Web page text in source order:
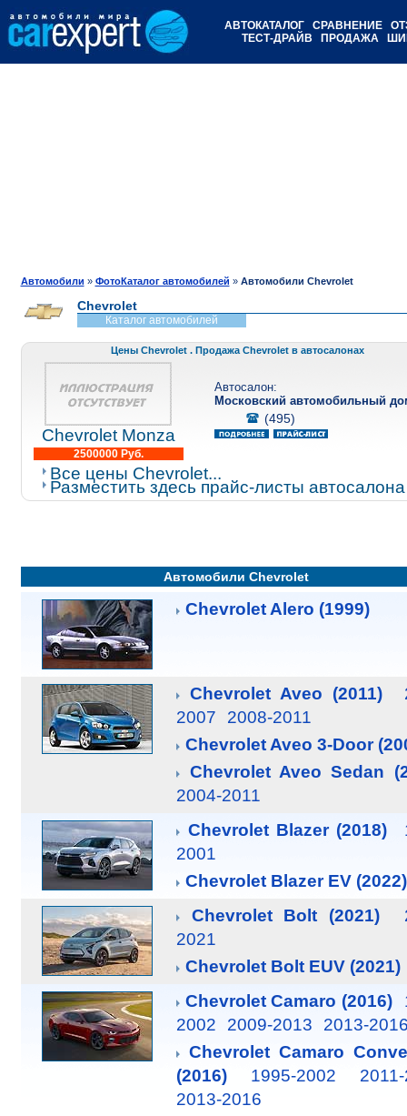
АВТОКАТАЛОГ СРАВНЕНИЕ
ТЕСТ-ДРАЙВ
ПРОДАЖА
Автомобили » ФотоКаталог автомобилей » Автомобили Chevrolet
Chevrolet
Каталог автомобилей
Цены Chevrolet . Продажа Chevrolet в автосалонах
Chevrolet Monza
2500000 Руб.
Автосалон:
Московский автомобильный
(495)
Все цены Chevrolet...
Разместить здесь прайс-листы автосалона
Автомобили Chevrolet
Chevrolet Alero (1999)
Chevrolet Aveo (2011)
2007
2008-2011
Chevrolet Aveo 3-Door
Chevrolet Aveo Sedan
2004-2011
Chevrolet Blazer (2018)
2001
Chevrolet Blazer EV (2022)
Chevrolet Bolt (2021)
2021
Chevrolet Bolt EUV (2021)
Chevrolet Camaro (2016)
2002
2009-2013
2013-
Chevrolet Camaro
(2016)
1995-2002
2013-2016